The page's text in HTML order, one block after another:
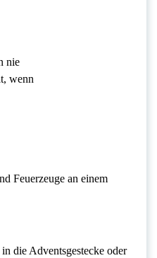
nie
wenn
Feuerzeuge an einem
die Adventsgestecke oder